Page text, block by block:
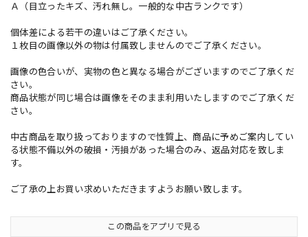
Ａ（目立ったキズ、汚れ無し。一般的な中古ランクです）
個体差による若干の違いはご了承ください。
１枚目の画像以外の物は付属致しませんのでご了承ください。
画像の色合いが、実物の色と異なる場合がございますのでご了承くだ
さい。
商品状態が同じ場合は画像をそのまま利用いたしますのでご了承くだ
さい。
中古商品を取り扱っておりますので性質上、商品に予めご案内してい
る状態不備以外の破損・汚損があった場合のみ、返品対応を致しま
す。
ご了承の上お買い求めいただきますようお願い致します。
この商品をアプリで見る